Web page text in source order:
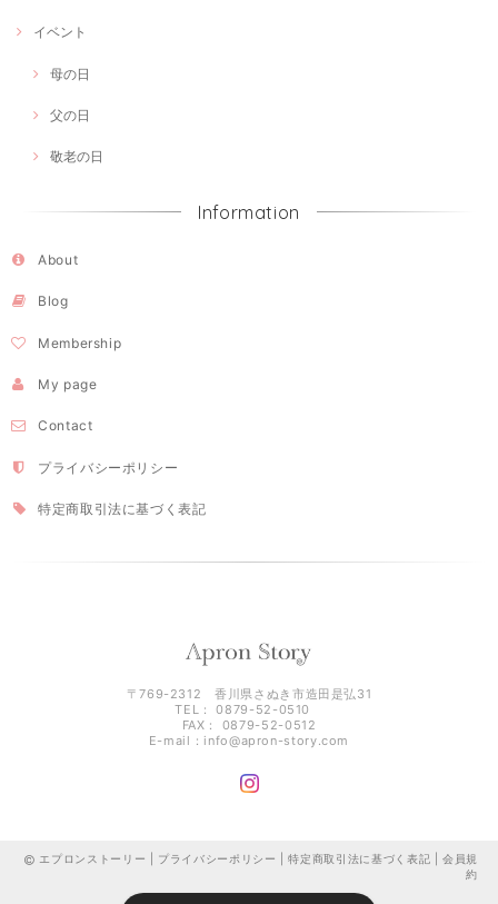
イベント
母の日
父の日
敬老の日
Information
About
Blog
Membership
My page
Contact
プライバシーポリシー
特定商取引法に基づく表記
〒769-2312 香川県さぬき市造田是弘31
TEL： 0879-52-0510
FAX： 0879-52-0512
E-mail： info@apron-story.com
エプロンストーリー | プライバシーポリシー |特定商取引法に基づく表記 |会員規
約